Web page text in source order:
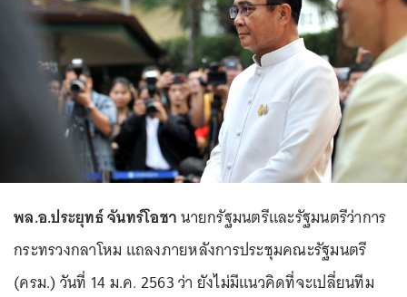
พล.อ.ประยุทธ์ จันทร์โอชานายกรัฐมนตรีและรัฐมนตรีว่าการ
กระทรวงกลาโหม แถลงภายหลังการประชุมคณะรัฐมนตรี
(ครม.) วันที่ 14 ม.ค. 2563 ว่า ยังไม่มีแนวคิดที่จะเปลี่ยนทีม